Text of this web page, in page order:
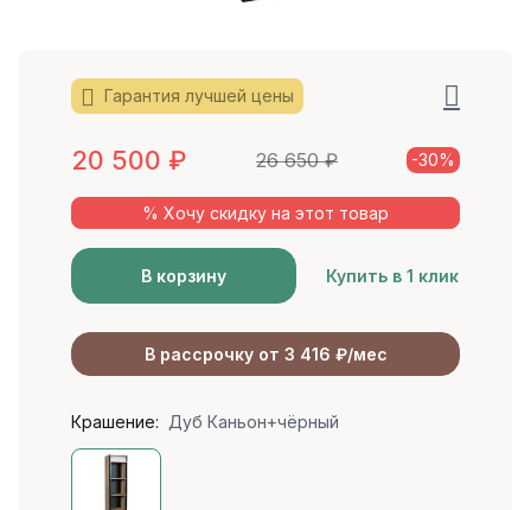
Гарантия лучшей цены
20 500 ₽ 26 650₽ -30%
% Хочу скидку на этот товар
В корзину Купить в 1 клик
В рассрочку от 3 416 ₽/мес
Крашение: Дуб Каньон+чёрный